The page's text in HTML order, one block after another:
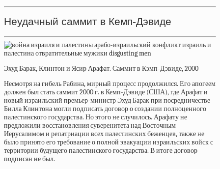
Неудачный саммит в Кемп-Дэвиде
Эхуд Барак, Клинтон и Ясир Арафат. Саммит в Кэмп-Дэвиде, 2000
Несмотря на гибель Рабина, мирный процесс продолжился. Его апогеем
должен был стать саммит 2000 г. в Кемп-Дэвиде (США), где Арафат и
новый израильский премьер-министр Эхуд Барак при посредничестве
Билла Клинтона могли подписать договор о создании полноценного
палестинского государства. Но этого не случилось. Арафату не
предложили восстановления суверенитета над Восточным
Иерусалимом и репатриации всех палестинских беженцев, также не
было принято его требование о полной эвакуации израильских войск с
территории будущего палестинского государства. В итоге договор
подписан не был.